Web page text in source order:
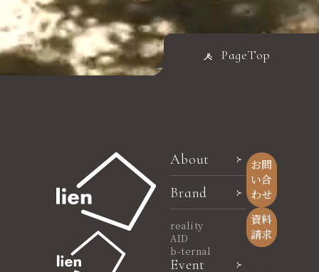
PageTop
About
Brand
reality
AID
b-ternal
Event
お問
い合
わせ
資料
請求